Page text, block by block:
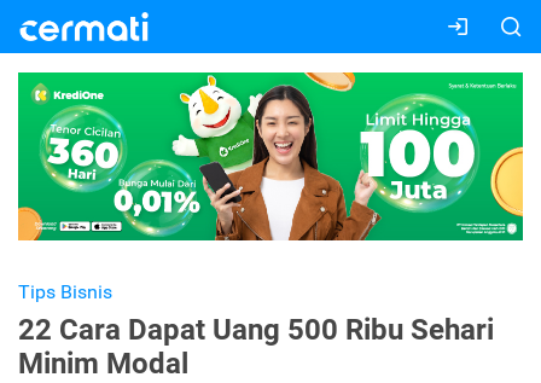
Tips Bisnis
22 Cara Dapat Uang 500 Ribu Sehari
Minim Modal